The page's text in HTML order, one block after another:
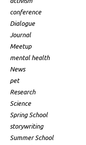
conference
Dialogue
Journal
Meetup
mental health
News
pet
Research
Science
Spring School
storywriting
Summer School